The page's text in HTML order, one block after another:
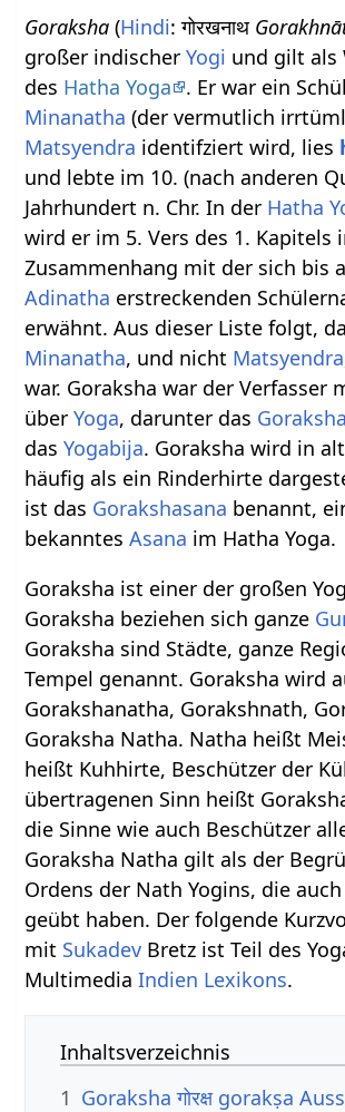
Goraksha (Hindi: गोरखनाथ
großer indischerYogi und gilt als
des Hatha Yoga
. Er war ein
Minanatha (der vermutlich
Matsyendra identifziert wird, lies
und lebte im 10. (nach anderen
Jahrhundert n. Chr. In der Hatha
wird er im 5. Vers des 1. Kapitels
Zusammenhang mit der sich bis
Adinatha erstreckenden
erwähnt. Aus dieser Liste folgt,
Minanatha, und nicht Matsyendra
war. Goraksha war der Verfasser
überYoga, darunter das
dasYogabija. Goraksha wird in
häufig als ein Rinderhirte
ist das Gorakshasana benannt,
bekanntesAsana im Hatha Yoga.
Goraksha ist einer der großen
Goraksha beziehen sich ganze
Goraksha sind Städte, ganze
Tempel genannt. Goraksha wird
Gorakshanatha, Gorakshnath,
Goraksha Natha. Natha heißt
heißt Kuhhirte, Beschützer der
übertragenen Sinn heißt
die Sinne wie auch Beschützer
Goraksha Natha gilt als der
Ordens der Nath Yogins, die auch
geübt haben. Der folgende
mit Sukadev Bretz ist Teil des
MultimediaIndien Lexikons.
Inhaltsverzeichnis
1 Goraksha गोरक्ष gorakṣa